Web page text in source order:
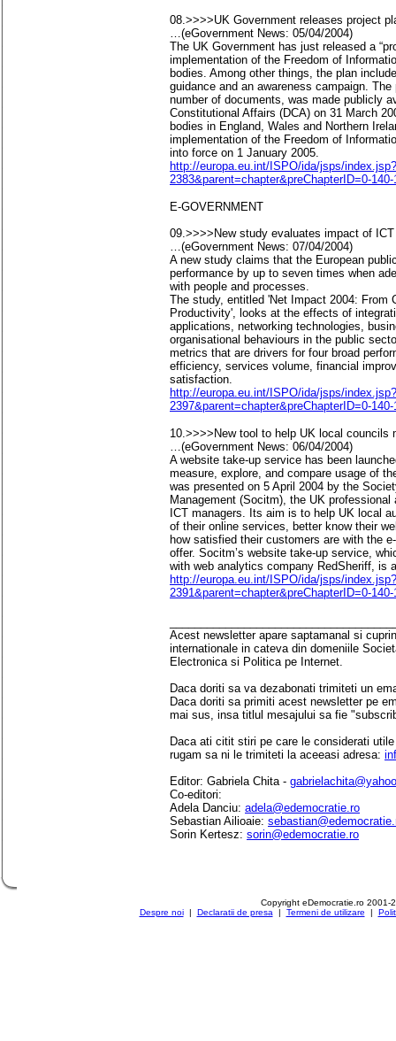
08.>>>>UK Government releases project
…(eGovernment News: 05/04/2004)
The UK Government has just released a
implementation of the Freedom of
bodies. Among other things, the plan
guidance and an awareness campaign.
number of documents, was made publicly
Constitutional Affairs (DCA) on 31 March
bodies in England, Wales and Northern
implementation of the Freedom of
into force on 1 January 2005.
http://europa.eu.int/ISPO/ida/jsps/
2383&parent=chapter&preChapterID=0-140-
E-GOVERNMENT
09.>>>>New study evaluates impact of
…(eGovernment News: 07/04/2004)
A new study claims that the European
performance by up to seven times when
with people and processes.
The study, entitled 'Net Impact 2004: From
Productivity', looks at the effects of
applications, networking technologies,
organisational behaviours in the public
metrics that are drivers for four broad
efficiency, services volume, financial
satisfaction.
http://europa.eu.int/ISPO/ida/jsps/
2397&parent=chapter&preChapterID=0-140-
10.>>>>New tool to help UK local councils
…(eGovernment News: 06/04/2004)
A website take-up service has been
measure, explore, and compare usage of
was presented on 5 April 2004 by the
Management (Socitm), the UK
ICT managers. Its aim is to help UK local
of their online services, better know their
how satisfied their customers are with the
offer. Socitm’s website take-up service,
with web analytics company RedSheriff, is
http://europa.eu.int/ISPO/ida/jsps/
2391&parent=chapter&preChapterID=0-140-
Acest newsletter apare saptamanal si
internationale in cateva din domeniile
Electronica si Politica pe Internet.
Daca doriti sa va dezabonati trimiteti un
Daca doriti sa primiti acest newsletter pe
mai sus, insa titlul mesajului sa fie
Daca ati citit stiri pe care le considerati
rugam sa ni le trimiteti la aceeasi adresa:
Editor: Gabriela Chita -
Co-editori:
Adela Danciu: adela@edemocratie.ro
Sebastian Ailioaie:
Sorin Kertesz: sorin@edemocratie.ro
Copyright eDemocratie.ro 2001-
Despre noi| Declaratii de presa | Termeni de utilizare |